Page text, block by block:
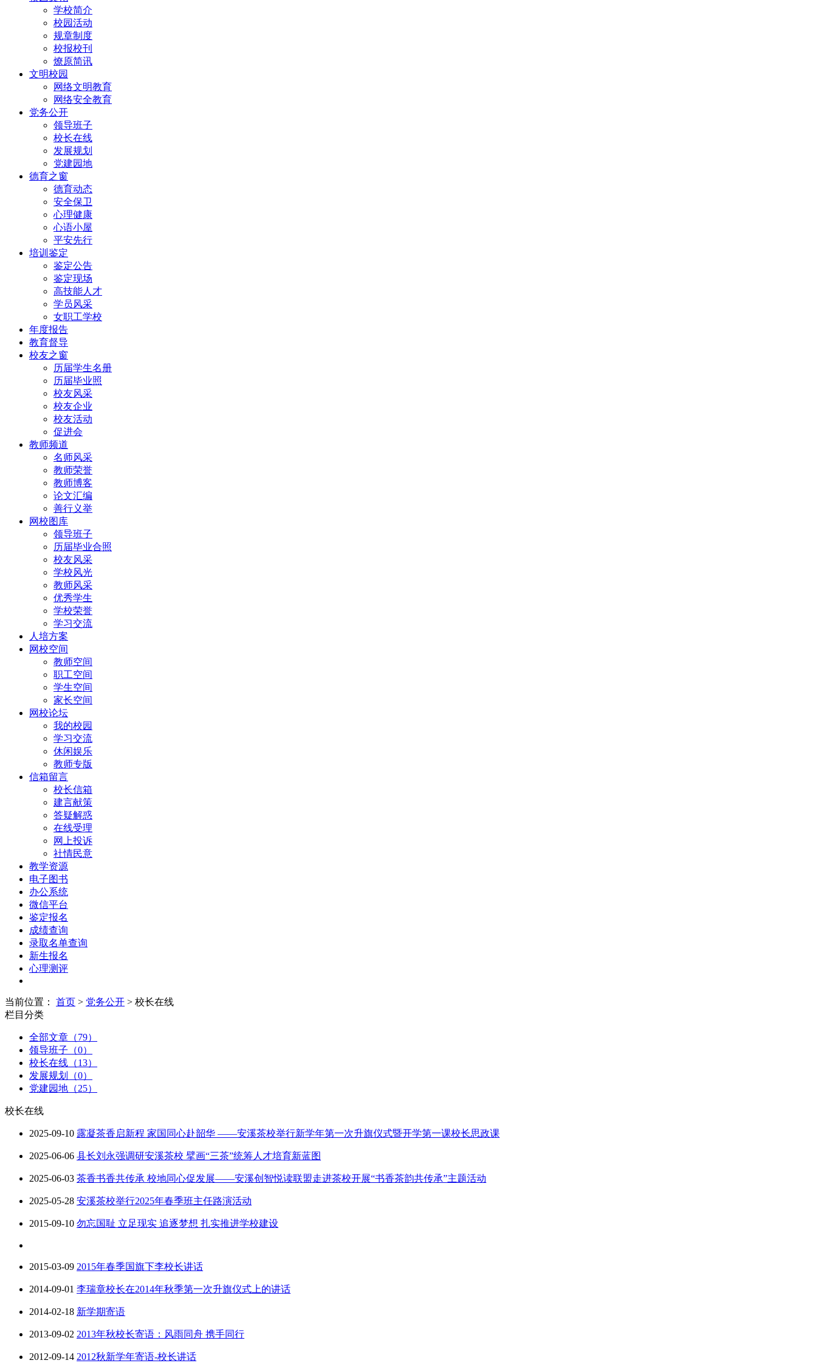
学校简介
校园活动
规章制度
校报校刊
燎原简讯
文明校园
网络文明教育
网络安全教育
党务公开
领导班子
校长在线
发展规划
党建园地
德育之窗
德育动态
安全保卫
心理健康
心语小屋
平安先行
培训鉴定
鉴定公告
鉴定现场
高技能人才
学员风采
女职工学校
年度报告
教育督导
校友之窗
历届学生名册
历届毕业照
校友风采
校友企业
校友活动
促进会
教师频道
名师风采
教师荣誉
教师博客
论文汇编
善行义举
网校图库
领导班子
历届毕业合照
校友风采
学校风光
教师风采
优秀学生
学校荣誉
学习交流
人培方案
网校空间
教师空间
职工空间
学生空间
家长空间
网校论坛
我的校园
学习交流
休闲娱乐
教师专版
信箱留言
校长信箱
建言献策
答疑解惑
在线受理
网上投诉
社情民意
教学资源
电子图书
办公系统
微信平台
鉴定报名
成绩查询
录取名单查询
新生报名
心理测评
当前位置： 首页 > 党务公开 > 校长在线
栏目分类
全部文章（79）
领导班子（0）
校长在线（13）
发展规划（0）
党建园地（25）
校长在线
2025-09-10 露凝茶香启新程 家国同心赴韶华 ——安溪茶校举行新学年第一次升旗仪式暨开学第一课校长思政课
2025-06-06 县长刘永强调研安溪茶校 擘画“三茶”统筹人才培育新蓝图
2025-06-03 茶香书香共传承 校地同心促发展——安溪创智悦读联盟走进茶校开展“书香茶韵共传承”主题活动
2025-05-28 安溪茶校举行2025年春季班主任路演活动
2015-09-10 勿忘国耻 立足现实 追逐梦想 扎实推进学校建设
2015-03-09 2015年春季国旗下李校长讲话
2014-09-01 李瑞章校长在2014年秋季第一次升旗仪式上的讲话
2014-02-18 新学期寄语
2013-09-02 2013年秋校长寄语：风雨同舟 携手同行
2012-09-14 2012秋新学年寄语-校长讲话